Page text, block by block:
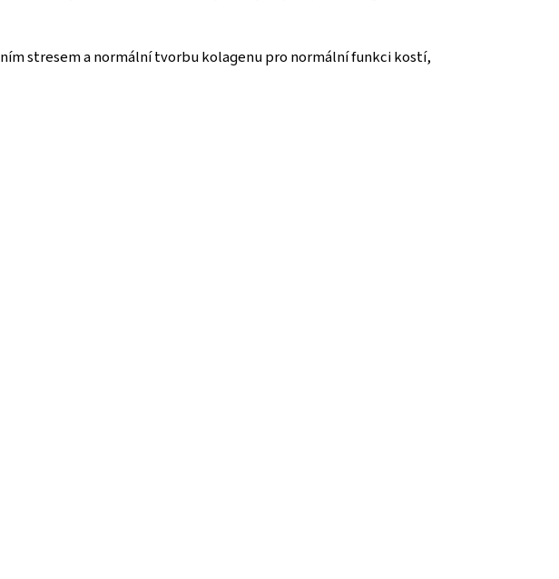
stresem a normální tvorbu kolagenu pro normální funkci kostí,